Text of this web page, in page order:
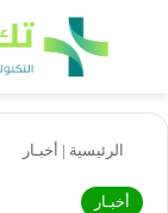
بحث عن
الرئيسية | أخبـار
أخبـار